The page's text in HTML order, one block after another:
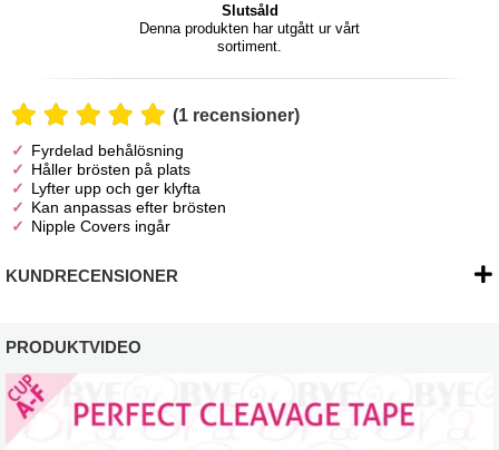
Slutsåld
Denna produkten har utgått ur vårt
sortiment.
(1 recensioner)
Fyrdelad behålösning
Håller brösten på plats
Lyfter upp och ger klyfta
Kan anpassas efter brösten
Nipple Covers ingår
KUNDRECENSIONER
PRODUKTVIDEO